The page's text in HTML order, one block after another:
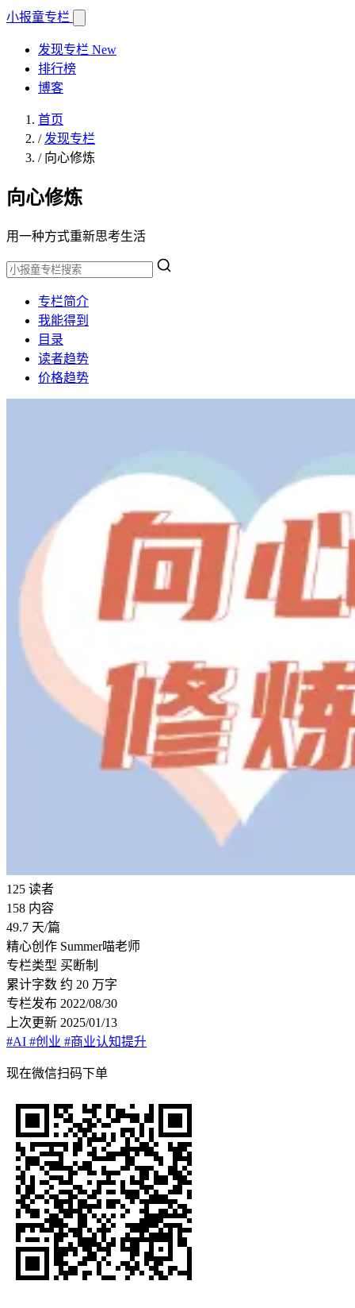
小报童专栏
发现专栏 New
排行榜
博客
首页
/ 发现专栏
/ 向心修炼
向心修炼
用一种方式重新思考生活
专栏简介
我能得到
目录
读者趋势
价格趋势
125 读者
158 内容
49.7 天/篇
精心创作 Summer喵老师
专栏类型 买断制
累计字数 约 20 万字
专栏发布 2022/08/30
上次更新 2025/01/13
#AI #创业 #商业认知提升
现在微信扫码下单